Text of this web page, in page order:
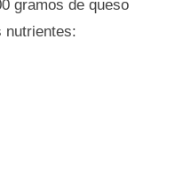
gramos de queso
nutrientes: